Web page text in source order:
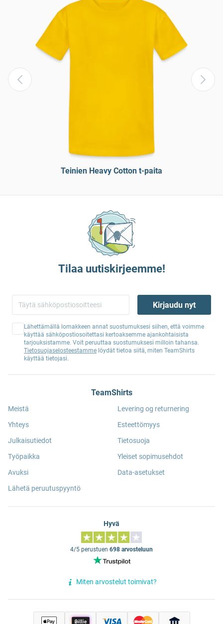
Teinien Heavy Cotton t-paita
Tilaa uutiskirjeemme!
Kirjaudu nyt
Lähettämällä lomakkeen annat suostumuksesi siihen, että voimme
käyttää sähköpostiosoitettasi kertoaksemme ajankohtaisista
tarjouksistamme. Voit peruuttaa suostumuksesi milloin tahansa.
Tietosuojaselosteestamme löydät tietoa siitä, miten TeamShirts
käyttää tietojasi.
TeamShirts
Meistä
Yhteys
Julkaisutiedot
Työpaikka
Avuksi
Lähetä peruutuspyyntö
Levering og returnering
Esteettömyys
Tietosuoja
Yleiset sopimusehdot
Data-asetukset
Hyvä
4/5 perustuen 698 arvosteluun
Miten arvostelut toimivat?